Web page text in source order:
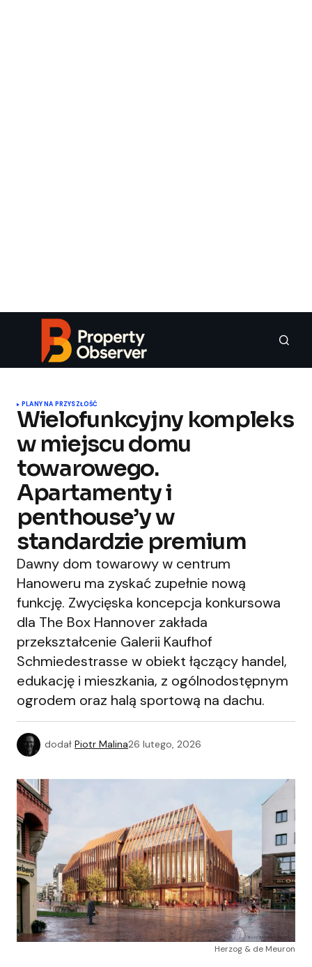
PLANY NA PRZYSZŁOŚĆ
Wielofunkcyjny kompleks
w miejscu domu
towarowego.
Apartamenty i
penthouse’y w
standardzie premium
Dawny dom towarowy w centrum
Hanoweru ma zyskać zupełnie nową
funkcję. Zwycięska koncepcja konkursowa
dla The Box Hannover zakłada
przekształcenie Galerii Kaufhof
Schmiedestrasse w obiekt łączący handel,
edukację i mieszkania, z ogólnodostępnym
ogrodem oraz halą sportową na dachu.
dodał Piotr Malina26 lutego, 2026
Herzog & de Meuron